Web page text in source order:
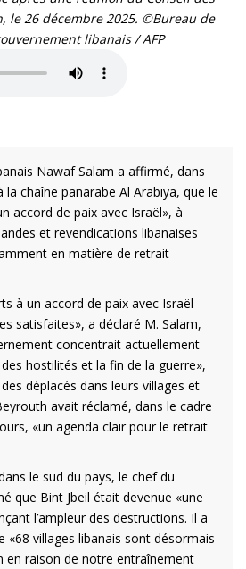
le 26 décembre 2025. ©Bureau de
libanais / AFP
Nawaf Salam a affirmé, dans
chaîne panarabe Al Arabiya, que le
accord de paix avec Israël», à
et revendications libanaises
en matière de retrait
à un accord de paix avec Israël
satisfaites», a déclaré M. Salam,
concentrait actuellement
hostilités et la fin de la guerre»,
déplacés dans leurs villages et
avait réclamé, dans le cadre
«un agenda clair pour le retrait
le sud du pays, le chef du
que Bint Jbeil était devenue «une
l’ampleur des destructions. Il a
«68 villages libanais sont désormais
en raison de notre entraînement